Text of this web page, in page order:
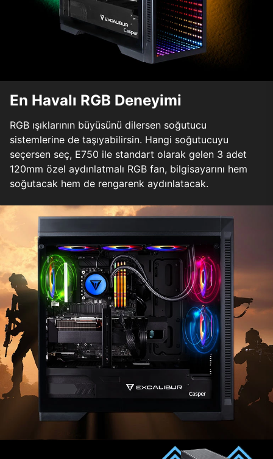
En Havalı RGB Deneyimi
RGB ışıklarının büyüsünü dilersen soğutucu
sistemlerine de taşıyabilirsin. Hangi soğutucuyu
seçersen seç, E750 ile standart olarak gelen 3 adet
120mm özel aydınlatmalı RGB fan, bilgisayarını hem
soğutacak hem de rengarenk aydınlatacak.